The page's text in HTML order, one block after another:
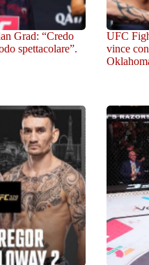
Grad: “Credo
spettacolare”.
UFC
vince